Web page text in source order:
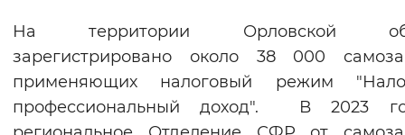
На территории Орловской
зарегистрировано около 38 000
применяющих налоговый режим
профессиональный доход". В 2023